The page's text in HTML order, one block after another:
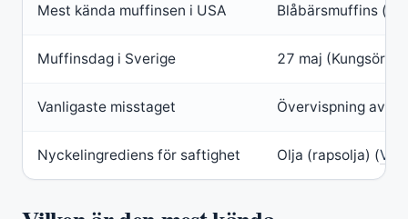
Mest kända muffinsen i USA Blåbärsmuffins
Muffinsdag i Sverige 27 maj
Vanligaste misstaget Övervispning av
Nyckelingrediens för saftighet Olja (rapsolja) (